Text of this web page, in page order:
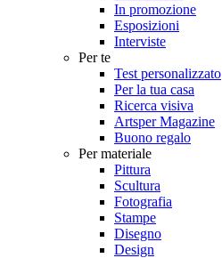
In promozione
Esposizioni
Interviste
Per te
Test personalizzato
Per la tua casa
Ricerca visiva
Artsper Magazine
Buono regalo
Per materiale
Pittura
Scultura
Fotografia
Stampe
Disegno
Design